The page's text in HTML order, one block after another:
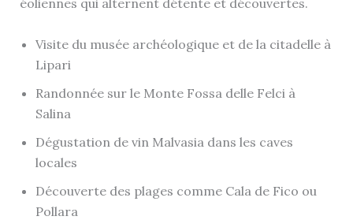
éoliennes qui alternent détente et découvertes.
Visite du musée archéologique et de la citadelle à
Lipari
Randonnée sur le Monte Fossa delle Felci à
Salina
Dégustation de vin Malvasia dans les caves
locales
Découverte des plages comme Cala de Fico ou
Pollara